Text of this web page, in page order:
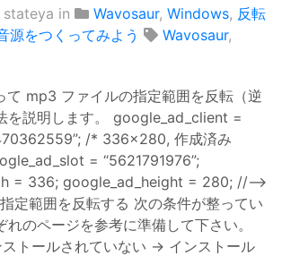
stateya in Wavosaur, Windows, 反転
源をつくってみよう Wavosaur,
て mp3 ファイルの指定範囲を反転（逆
を説明します。 google_ad_client =
/* 336x280, 作成済み
= “5621791976”;
= 336; google_ad_height = 280; //–>
定範囲を反転する 次の条件が整ってい
れのページを参考に準備して下さい。
トールされていない → インストール